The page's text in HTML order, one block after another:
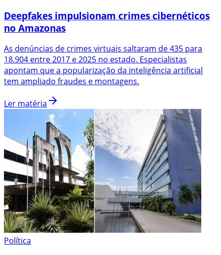
Deepfakes impulsionam crimes cibernéticos
no Amazonas
As denúncias de crimes virtuais saltaram de 435 para
18.904 entre 2017 e 2025 no estado. Especialistas
apontam que a popularização da inteligência artificial
tem ampliado fraudes e montagens.
Ler matéria
Política